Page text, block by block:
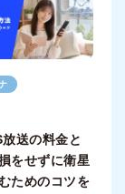
放送の料金と
をせずに衛星
ためのコツを